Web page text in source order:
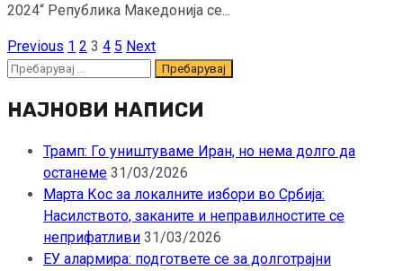
2024“ Република Македонија се...
Posts
pagination
Previous 1 2 3 4 5 Next
Пребарувај
НАЈНОВИ НАПИСИ
Трамп: Го уништуваме Иран, но нема долго да
останеме 31/03/2026
Марта Кос за локалните избори во Србија:
Насилството, заканите и неправилностите се
неприфатливи 31/03/2026
ЕУ алармира: подгответе се за долготрајни